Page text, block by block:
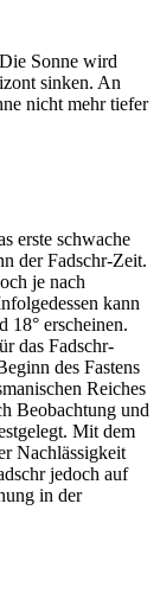
Sonne wird
sinken. An
nicht mehr tiefer
erste schwache
der Fadschr-Zeit.
je nach
kann
18° erscheinen.
das Fadschr-
des Fastens
Reiches
Beobachtung und
Mit dem
Nachlässigkeit
jedoch auf
in der